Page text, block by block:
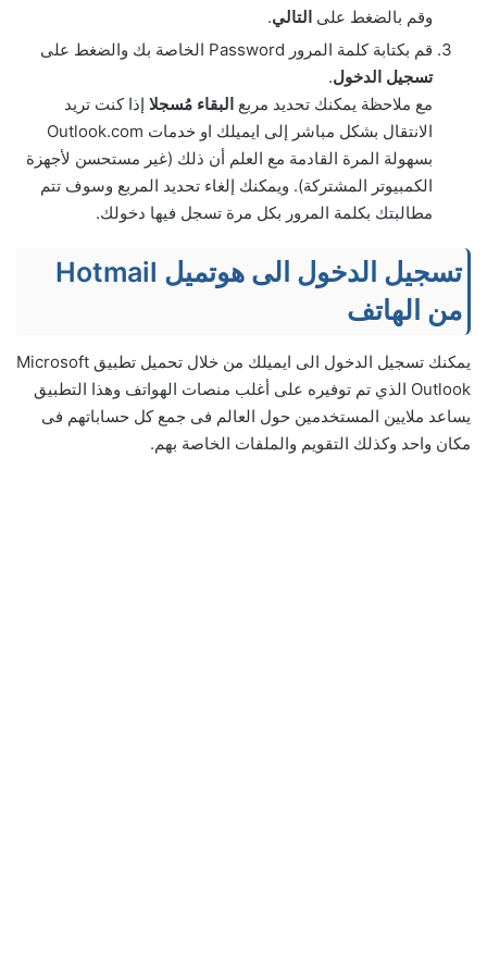
وقم بالضغط على التالي.
قم بكتابة كلمة المرور Password الخاصة بك والضغط على
تسجيل الدخول.
مع ملاحظة يمكنك تحديد مربع البقاء مُسجلا إذا كنت تريد
الانتقال بشكل مباشر إلى ايميلك او خدمات Outlook.com
بسهولة المرة القادمة مع العلم أن ذلك (غير مستحسن لأجهزة
الكمبيوتر المشتركة). ويمكنك إلغاء تحديد المربع وسوف تتم
مطالبتك بكلمة المرور بكل مرة تسجل فيها دخولك.
تسجيل الدخول الى هوتميل Hotmail
من الهاتف
يمكنك تسجيل الدخول الى ايميلك من خلال تحميل تطبيق Microsoft
Outlook الذي تم توفيره على أغلب منصات الهواتف وهذا التطبيق
يساعد ملايين المستخدمين حول العالم فى جمع كل حساباتهم فى
مكان واحد وكذلك التقويم والملفات الخاصة بهم.